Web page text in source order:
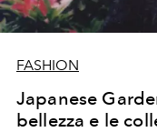
FASHION
Japanese
bellezza e le